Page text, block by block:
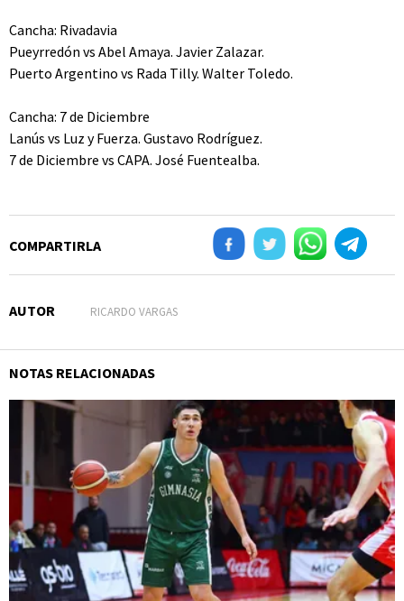
Cancha: Rivadavia
Pueyrredón vs Abel Amaya. Javier Zalazar.
Puerto Argentino vs Rada Tilly. Walter Toledo.
Cancha: 7 de Diciembre
Lanús vs Luz y Fuerza. Gustavo Rodríguez.
7 de Diciembre vs CAPA. José Fuentealba.
COMPARTIRLA
AUTOR RICARDO VARGAS
NOTAS RELACIONADAS